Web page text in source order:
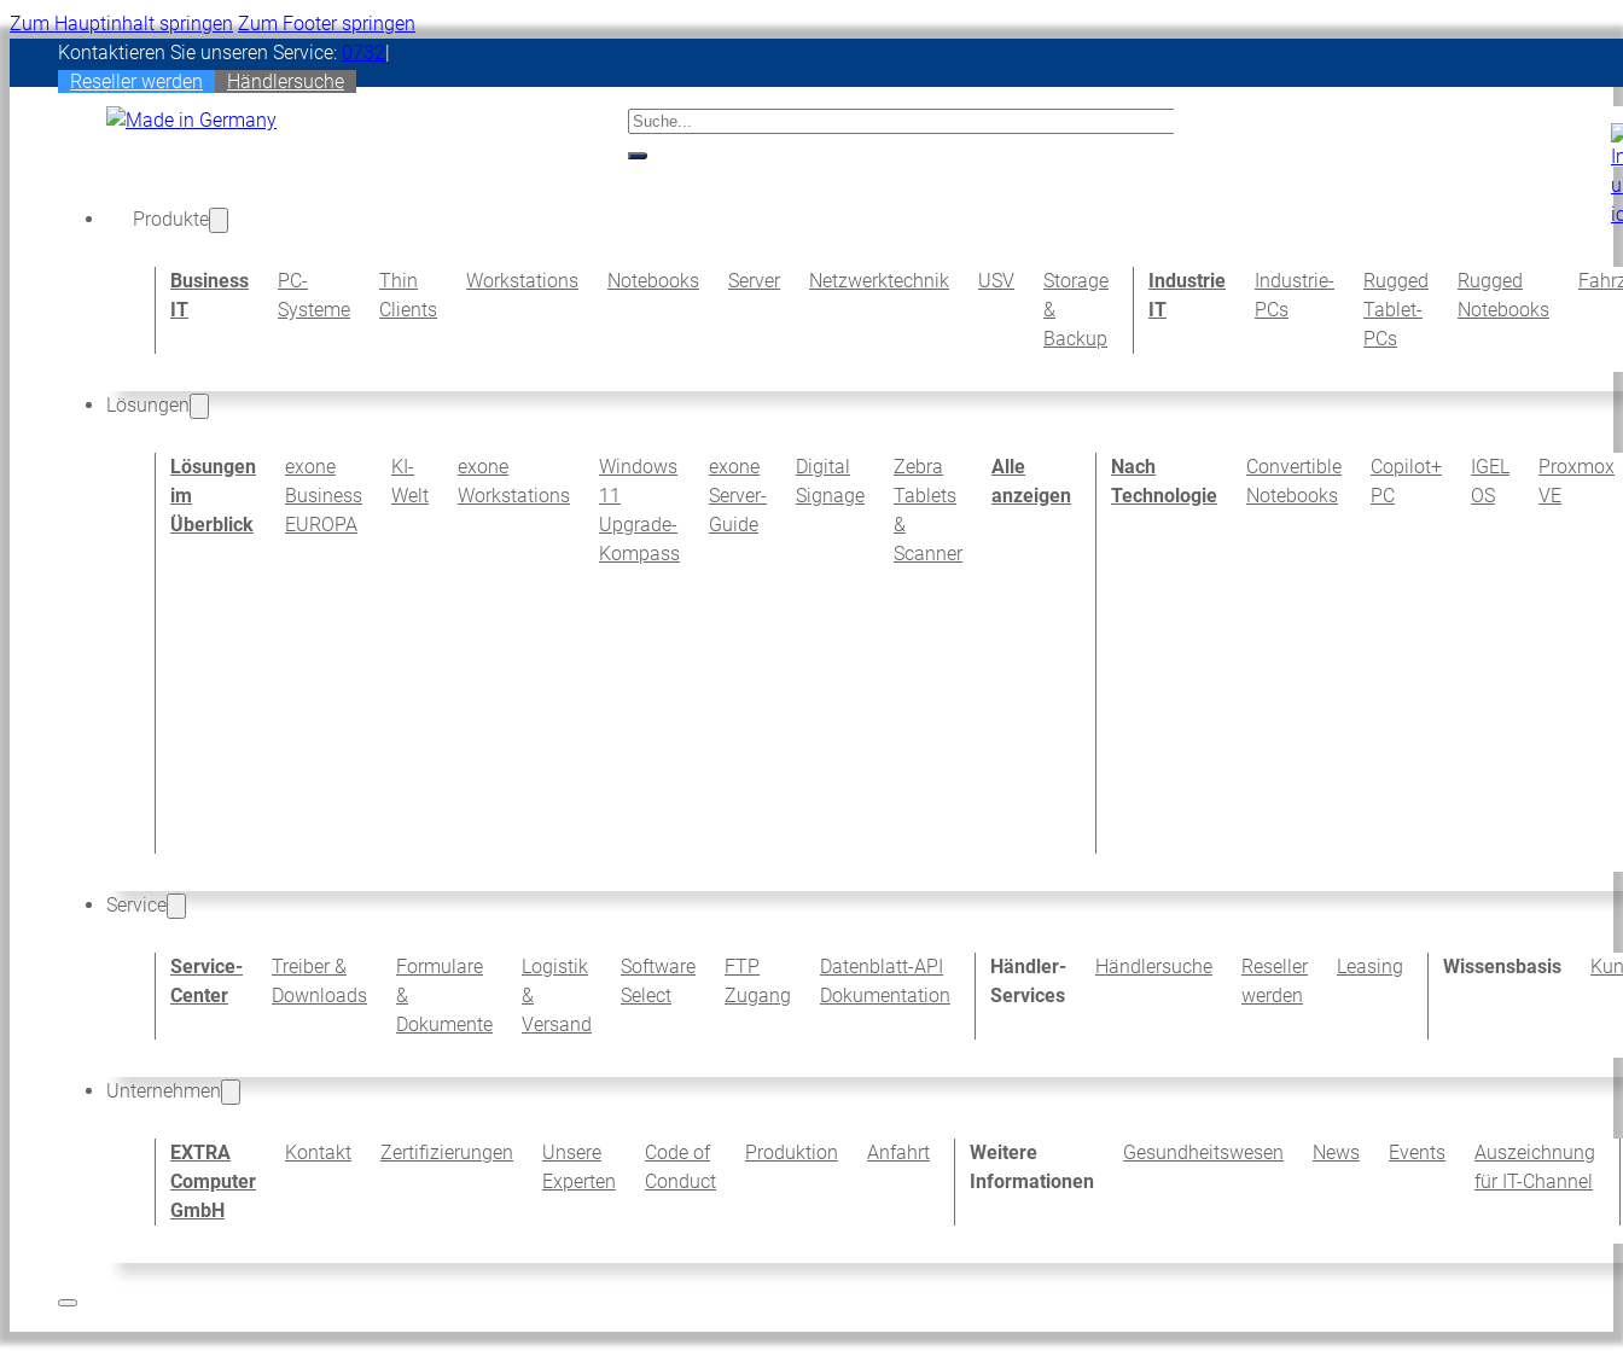
Zum Hauptinhalt springen Zum Footer springen
Kontaktieren Sie unseren Service: 07322 / 96 15 - 440
Reseller werden
Händlersuche
Suche<
suche
Produkte
Business
IT
PC-
Systeme
Thin
Clients
Workstations Notebooks Server Netzwerktechnik USV
Storage
&
Backup
Industrie
IT
Industrie-
PCs
Rugged
Tablet-
PCs
Rugged
Notebooks
Lösungen
Lösungen
im
Überblick
exone
Business
EUROPA
KI-
Welt
exone
Workstations
Windows
11
Upgrade-
Kompass
exone
Server-
Guide
Digital
Signage
Zebra
Tablets
&
Scanner
Alle
anzeigen
Nach
Technologie
Convertible
Notebooks
Copilot+
PC
IGEL
OS
Proxmox
VE
Service
Service-
Center
Treiber &
Downloads
Formulare
&
Dokumente
Logistik
&
Versand
Software
Select
FTP
Zugang
Datenblatt-API
Dokumentation
Händler-
Services
Händlersuche
Reseller
werden
Leasing Wissensbasis
Unternehmen
EXTRA
Computer
GmbH
Kontakt Zertifizierungen
Unsere
Experten
Code of
Conduct
Produktion Anfahrt
Weitere
Informationen
Gesundheitswesen News Events
Auszeichnung
für IT-Channel